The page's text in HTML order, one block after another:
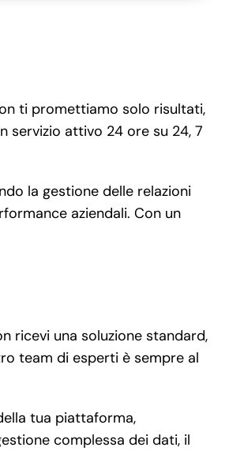
ti promettiamo solo risultati,
attivo 24 ore su 24, 7
la gestione delle relazioni
aziendali. Con un
ricevi una soluzione standard,
team di esperti è sempre al
tua piattaforma,
complessa dei dati, il